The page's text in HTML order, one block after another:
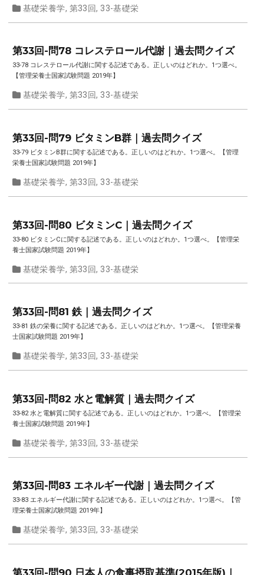
基礎栄養学, 第33回, 33-基礎栄
第33回-問78 コレステロール代謝｜過去問クイズ
33-78 コレステロール代謝に関する記述である。正しいのはどれか。1つ選べ。
【管理栄養士国家試験問題 2019年】
基礎栄養学, 第33回, 33-基礎栄
第33回-問79 ビタミンB群｜過去問クイズ
33-79 ビタミンB群に関する記述である。正しいのはどれか。1つ選べ。【管理
栄養士国家試験問題 2019年】
基礎栄養学, 第33回, 33-基礎栄
第33回-問80 ビタミンC｜過去問クイズ
33-80 ビタミンCに関する記述である。正しいのはどれか。1つ選べ。【管理栄
養士国家試験問題 2019年】
基礎栄養学, 第33回, 33-基礎栄
第33回-問81 鉄｜過去問クイズ
33-81 鉄の栄養に関する記述である。正しいのはどれか。1つ選べ。【管理栄養
士国家試験問題 2019年】
基礎栄養学, 第33回, 33-基礎栄
第33回-問82 水と電解質｜過去問クイズ
33-82 水と電解質に関する記述である。正しいのはどれか。1つ選べ。【管理栄
養士国家試験問題 2019年】
基礎栄養学, 第33回, 33-基礎栄
第33回-問83 エネルギー代謝｜過去問クイズ
33-83 エネルギー代謝に関する記述である。正しいのはどれか。1つ選べ。【管
理栄養士国家試験問題 2019年】
基礎栄養学, 第33回, 33-基礎栄
第33回-問90 日本人の食事摂取基準(2015年版)｜